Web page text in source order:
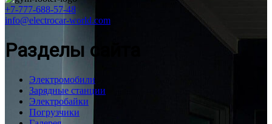
+7-777-688-57-48
info@electrocar-world.com
Разделы сайта
Электромобили
Зарядные станции
Электробайки
Погрузчики